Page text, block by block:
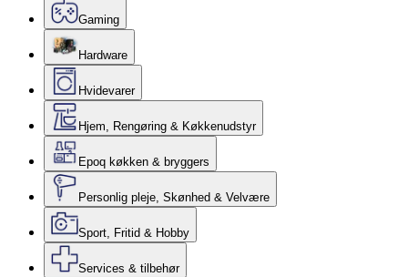
Gaming
Hardware
Hvidevarer
Hjem, Rengøring & Køkkenudstyr
Epoq køkken & bryggers
Personlig pleje, Skønhed & Velvære
Sport, Fritid & Hobby
Services & tilbehør